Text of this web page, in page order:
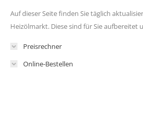
Auf dieser Seite finden Sie täglich
Heizölmarkt. Diese sind für Sie aufbereitet
Preisrechner
Online-Bestellen